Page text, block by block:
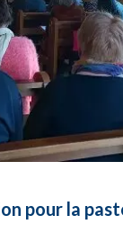
pour la